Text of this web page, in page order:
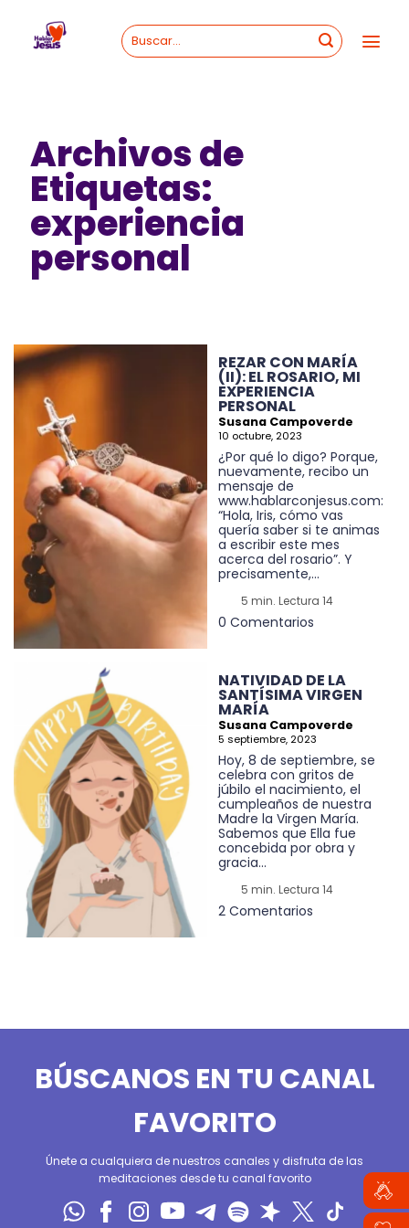
content
Archivos de
Etiquetas:
experiencia
personal
REZAR CON MARÍA
(II): EL ROSARIO, MI
EXPERIENCIA
PERSONAL
Susana Campoverde
10 octubre, 2023
¿Por qué lo digo? Porque,
nuevamente, recibo un
mensaje de
www.hablarconjesus.com:
“Hola, Iris, cómo vas
quería saber si te animas
a escribir este mes
acerca del rosario”. Y
precisamente,...
5 min. Lectura 14
0 Comentarios
NATIVIDAD DE LA
SANTÍSIMA VIRGEN
MARÍA
Susana Campoverde
5 septiembre, 2023
Hoy, 8 de septiembre, se
celebra con gritos de
júbilo el nacimiento, el
cumpleaños de nuestra
Madre la Virgen María.
Sabemos que Ella fue
concebida por obra y
gracia...
5 min. Lectura 14
2 Comentarios
BÚSCANOS EN TU CANAL
FAVORITO
Únete a cualquiera de nuestros canales y disfruta de las
meditaciones desde tu canal favorito